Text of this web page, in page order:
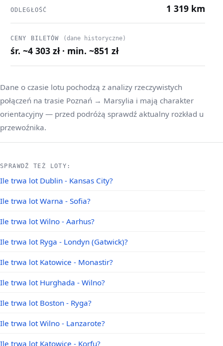
ODLEGŁOŚĆ 1 319 km
CENY BILETÓW (dane historyczne)
śr. ~4 303 zł · min. ~851 zł
Dane o czasie lotu pochodzą z analizy rzeczywistych
połączeń na trasie Poznań → Marsylia i mają charakter
orientacyjny — przed podróżą sprawdź aktualny rozkład u
przewoźnika.
SPRAWDŹ TEŻ LOTY:
Ile trwa lot Dublin - Kansas City?
Ile trwa lot Warna - Sofia?
Ile trwa lot Wilno - Aarhus?
Ile trwa lot Ryga - Londyn (Gatwick)?
Ile trwa lot Katowice - Monastir?
Ile trwa lot Hurghada - Wilno?
Ile trwa lot Boston - Ryga?
Ile trwa lot Wilno - Lanzarote?
Ile trwa lot Katowice - Korfu?